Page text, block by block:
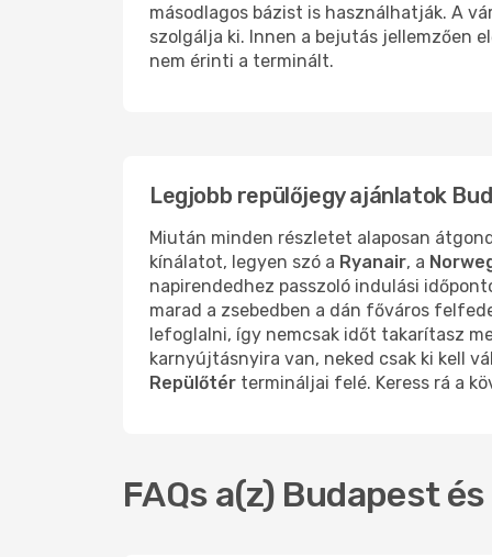
másodlagos bázist is használhatják. A
szolgálja ki. Innen a bejutás jellemzően
nem érinti a terminált.
Legjobb repülőjegy ajánlatok
Miután minden részletet alaposan
kínálatot, legyen szó a Ryanair, a
napirendedhez passzoló indulási
marad a zsebedben a dán főváros
lefoglalni, így nemcsak időt takarítasz
karnyújtásnyira van, neked csak ki kell
Repülőtér termináljai felé. Keress rá a
FAQs a(z) Budapest